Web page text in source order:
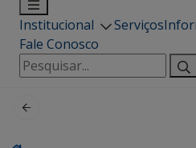
Institucional Serviços
Fale Conosco
Pesquisar
por: